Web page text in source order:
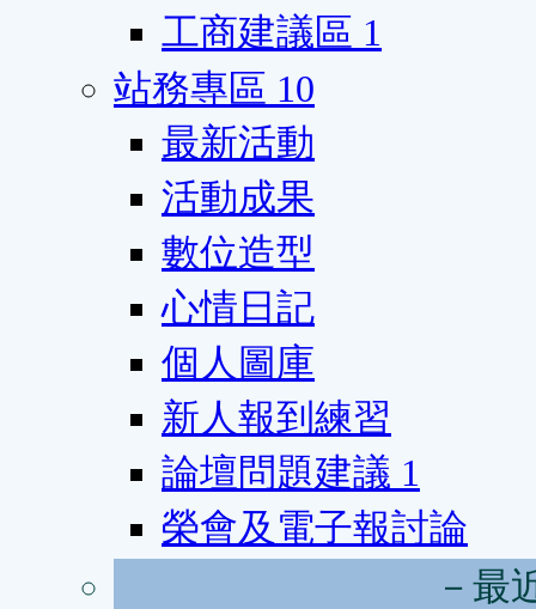
工商建議區 1
站務專區 10
最新活動
活動成果
數位造型
心情日記
個人圖庫
新人報到練習
論壇問題建議 1
榮會及電子報討論
－最